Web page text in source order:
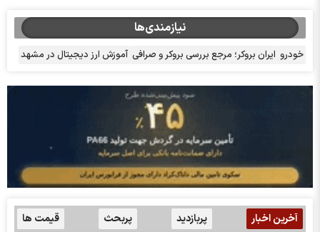
نیازمندی‌ها
خودرو ایران بروکر؛ مرجع بررسی بروکر و صرافی آموزش ارز دیجیتال در مشهد
آخرین اخبار پربازدید پربحث قیمت ها